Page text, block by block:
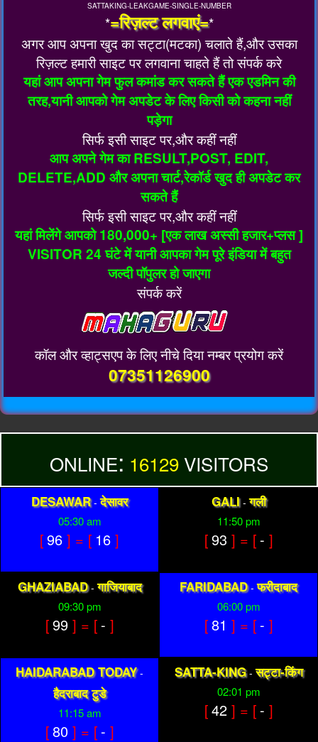
SATTAKING-LEAKGAME-SINGLE-NUMBER
*=रिज़ल्ट लगवाएं=*
अगर आप अपना खुद का सट्टा(मटका) चलाते हैं,और उसका
रिज़ल्ट हमारी साइट पर लगवाना चाहते हैं तो संपर्क करे
यहां आप अपना गेम फुल कमांड कर सकते हैं एक एडमिन की
तरह,यानी आपको गेम अपडेट के लिए किसी को कहना नहीं
पड़ेगा
सिर्फ इसी साइट पर,और कहीं नहीं
आप अपने गेम का RESULT,POST, EDIT,
DELETE,ADD और अपना चार्ट,रेकॉर्ड खुद ही अपडेट कर
सकते हैं
सिर्फ इसी साइट पर,और कहीं नहीं
यहां मिलेंगे आपको 180,000+ [एक लाख अस्सी हजार+प्लस ]
VISITOR 24 घंटे में यानी आपका गेम पूरे इंडिया में बहुत
जल्दी पॉपुलर हो जाएगा
संपर्क करें
कॉल और व्हाट्सएप के लिए नीचे दिया नम्बर प्रयोग करें
07351126900
ONLINE: 16129 VISITORS
DESAWAR - देसावर
05:30 am
[96 ] = [ 16 ]
GALI - गली
11:50 pm
[93 ] = [ - ]
GHAZIABAD - गाजियाबाद
09:30 pm
[99 ] = [ - ]
FARIDABAD - फरीदाबाद
06:00 pm
[81 ] = [ - ]
HAIDARABAD TODAY -
हैदराबाद टुडे
11:15 am
[80 ] = [ - ]
SATTA-KING - सट्टा-किंग
02:01 pm
[42 ] = [ - ]